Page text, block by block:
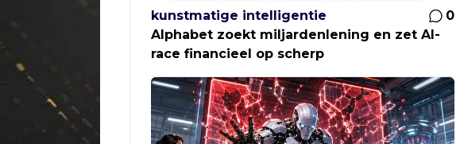
kunstmatige intelligentie
0
Alphabet zoekt miljardenlening en zet AI-
race financieel op scherp